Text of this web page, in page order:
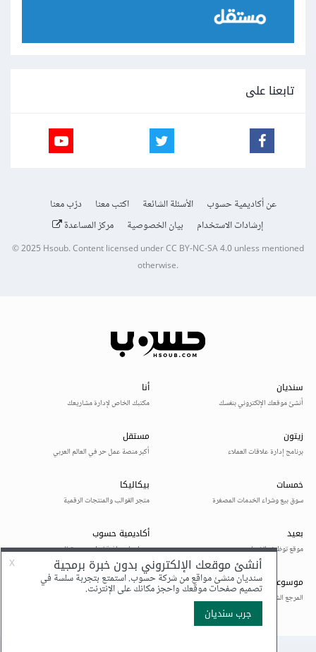
تابعنا على
عن أكاديمية حسوب الأسئلة الشائعة اكتب معنا
درّب معنا
إرشادات الاستخدام
بيان الخصوصية مركز المساعدة
© 2025Hsoub.Content licensed underCC BY-NC-SA 4.0unless mentioned
otherwise.